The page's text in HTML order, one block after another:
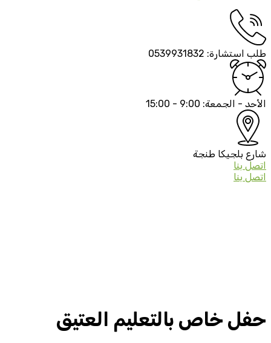
طلب استشارة: 0539931832
الأحد - الجمعة: 9:00 - 15:00
شارع بلجيكا طنجة
اتصل بنا
اتصل بنا
حفل خاص بالتعليم العتيق